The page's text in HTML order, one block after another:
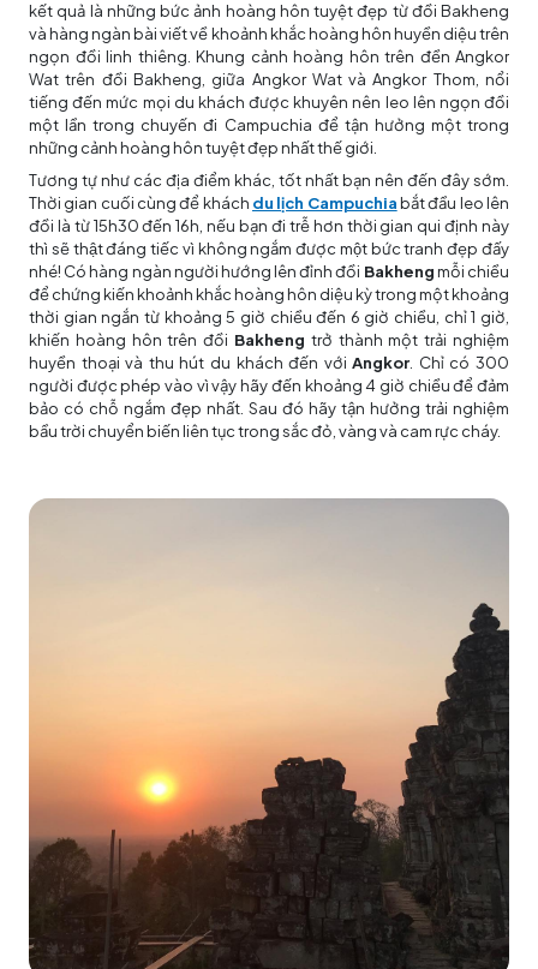
kết quả là những bức ảnh hoàng hôn tuyệt đẹp từ đồi Bakheng
và hàng ngàn bài viết về khoảnh khắc hoàng hôn huyền diệu trên
ngọn đồi linh thiêng. Khung cảnh hoàng hôn trên đền Angkor
Wat trên đồi Bakheng, giữa Angkor Wat và Angkor Thom, nổi
tiếng đến mức mọi du khách được khuyên nên leo lên ngọn đồi
một lần trong chuyến đi Campuchia để tận hưởng một trong
những cảnh hoàng hôn tuyệt đẹp nhất thế giới.
Tương tự như các địa điểm khác, tốt nhất bạn nên đến đây sớm.
Thời gian cuối cùng để khách du lịch Campuchiabắt đầu leo lên
đồi là từ 15h30 đến 16h, nếu bạn đi trễ hơn thời gian qui định này
thì sẽ thật đáng tiếc vì không ngắm được một bức tranh đẹp đấy
nhé! Có hàng ngàn người hướng lên đỉnh đồi Bakhengmỗi chiều
để chứng kiến khoảnh khắc hoàng hôn diệu kỳ trong một khoảng
thời gian ngắn từ khoảng 5 giờ chiều đến 6 giờ chiều, chỉ 1 giờ,
khiến hoàng hôn trên đồi Bakheng trở thành một trải nghiệm
huyền thoại và thu hút du khách đến vớiAngkor . Chỉ có 300
người được phép vào vì vậy hãy đến khoảng 4 giờ chiều để đảm
bảo có chỗ ngắm đẹp nhất. Sau đó hãy tận hưởng trải nghiệm
bầu trời chuyển biến liên tục trong sắc đỏ, vàng và cam rực cháy.